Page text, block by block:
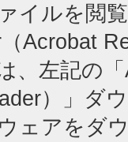
イルを閲
Acrobat
、左記の
）」ダ
ェアをダ